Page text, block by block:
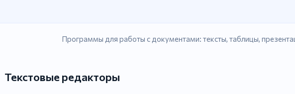
Программы для работы с документами: тексты, таблицы,
Текстовые редакторы